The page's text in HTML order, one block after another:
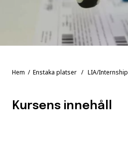
Hem / Enstaka platser / LIA/Internship
Kursens innehåll